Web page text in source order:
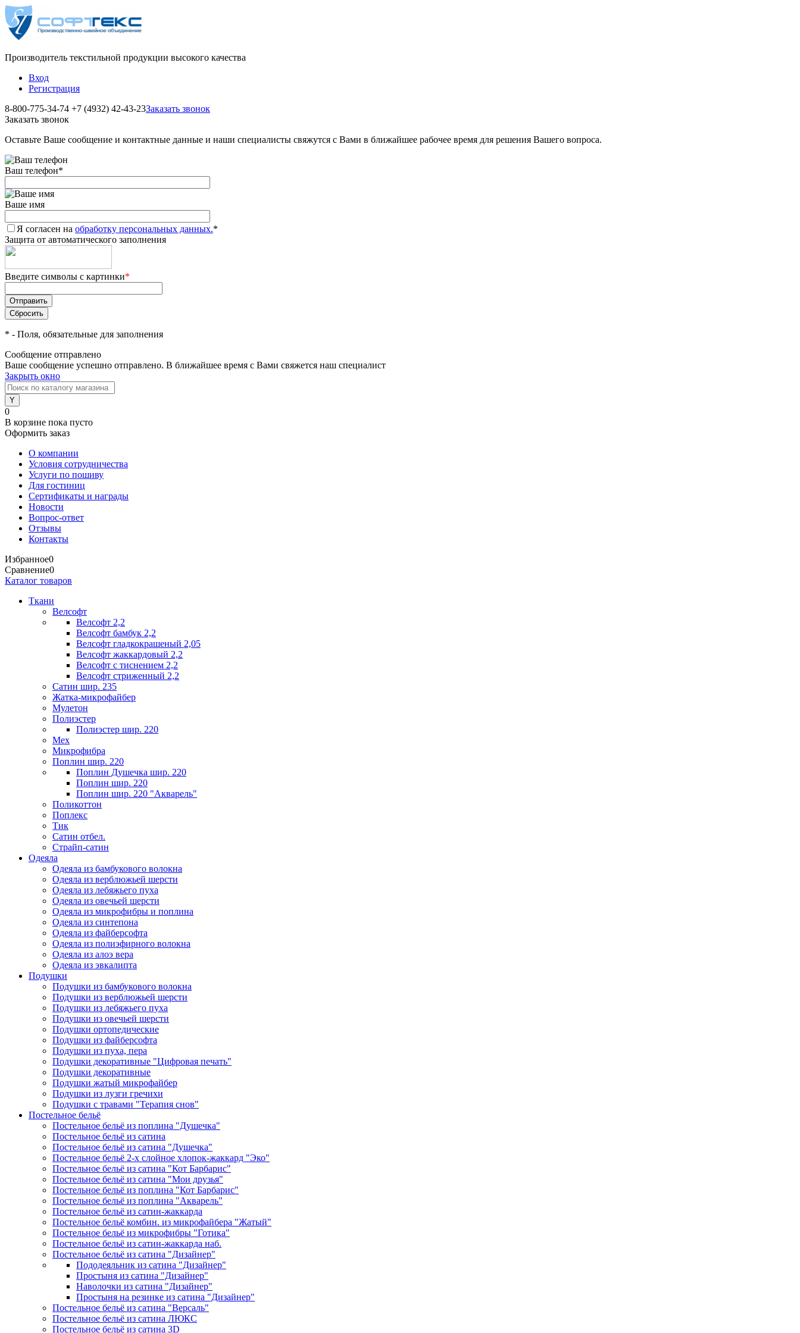
Производитель текстильной продукции высокого качества
Вход
Регистрация
8-800-775-34-74 +7 (4932) 42-43-23Заказать звонок
Заказать звонок
Оставьте Ваше сообщение и контактные данные и наши специалисты свяжутся с Вами в ближайшее рабочее время для решения Вашего вопроса.
Ваш телефон*
Ваше имя
Я согласен на обработку персональных данных.*
Защита от автоматического заполнения
Введите символы с картинки*
* - Поля, обязательные для заполнения
Сообщение отправлено
Ваше сообщение успешно отправлено. В ближайшее время с Вами свяжется наш специалист
Закрыть окно
0
В корзине пока пусто
Оформить заказ
О компании
Условия сотрудничества
Услуги по пошиву
Для гостиниц
Сертификаты и награды
Новости
Вопрос-ответ
Отзывы
Контакты
Избранное0
Сравнение0
Каталог товаров
Ткани
Велсофт
Велсофт 2,2
Велсофт бамбук 2,2
Велсофт гладкокрашеный 2,05
Велсофт жаккардовый 2,2
Велсофт с тиснением 2,2
Велсофт стриженный 2,2
Сатин шир. 235
Жатка-микрофайбер
Мулетон
Полиэстер
Полиэстер шир. 220
Мех
Микрофибра
Поплин шир. 220
Поплин Душечка шир. 220
Поплин шир. 220
Поплин шир. 220 "Акварель"
Поликоттон
Поплекс
Тик
Сатин отбел.
Страйп-сатин
Одеяла
Одеяла из бамбукового волокна
Одеяла из верблюжьей шерсти
Одеяла из лебяжьего пуха
Одеяла из овечьей шерсти
Одеяла из микрофибры и поплина
Одеяла из синтепона
Одеяла из файберсофта
Одеяла из полиэфирного волокна
Одеяла из алоэ вера
Одеяла из эвкалипта
Подушки
Подушки из бамбукового волокна
Подушки из верблюжьей шерсти
Подушки из лебяжьего пуха
Подушки из овечьей шерсти
Подушки ортопедические
Подушки из файберсофта
Подушки из пуха, пера
Подушки декоративные "Цифровая печать"
Подушки декоративные
Подушки жатый микрофайбер
Подушки из лузги гречихи
Подушки с травами "Терапия снов"
Постельное бельё
Постельное бельё из поплина "Душечка"
Постельное бельё из сатина
Постельное бельё из сатина "Душечка"
Постельное бельё 2-х слойное хлопок-жаккард "Эко"
Постельное бельё из сатина "Кот Барбарис"
Постельное бельё из сатина "Мои друзья"
Постельное бельё из поплина "Кот Барбарис"
Постельное бельё из поплина "Акварель"
Постельное бельё из сатин-жаккарда
Постельное бельё комбин. из микрофайбера "Жатый"
Постельное бельё из микрофибры "Готика"
Постельное бельё из сатин-жаккарда наб.
Постельное бельё из сатина "Дизайнер"
Пододеяльник из сатина "Дизайнер"
Простыня из сатина "Дизайнер"
Наволочки из сатина "Дизайнер"
Простыня на резинке из сатина "Дизайнер"
Постельное бельё из сатина "Версаль"
Постельное бельё из сатина ЛЮКС
Постельное бельё из сатина 3D